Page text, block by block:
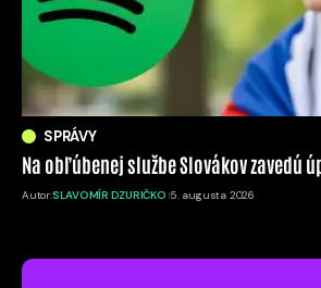
SPRÁVY
Na obľúbenej službe Slovákov zavedú
Autor:SLAVOMÍR DZURIČKO 5. augusta 2026